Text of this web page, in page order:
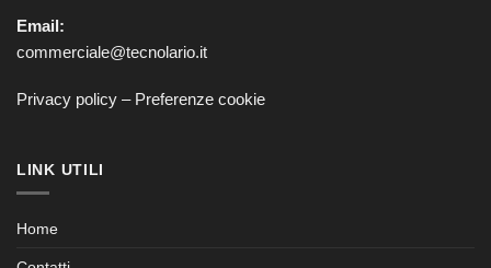
Email:
commerciale@tecnolario.it
Privacy policy – Preferenze cookie
LINK UTILI
Home